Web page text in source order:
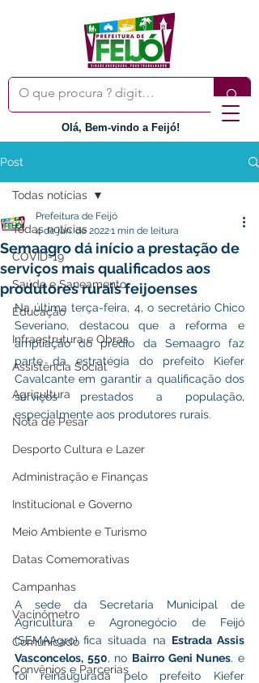
Olá, Bem-vindo a Feijó!
Post
Todas notícias
COVID-19
Saúde e Saneamento
Educação
Infraestrutura e Obras
Assistência Social
Agricultura
Nota de Pesar
Desporto Cultura e Lazer
Administração e Finanças
Institucional e Governo
Meio Ambiente e Turismo
Datas Comemorativas
Campanhas
Vacinômetro
Comunicado
Convênios e Parcerias
Todas notícias
Semaagro dá início a prestação de
serviços mais qualificados aos
produtores rurais feijoenses
Prefeitura de Feijó
4 de jan. de 20221 min de leitura
Na última terça-feira, 4, o secretário Chico
Severiano, destacou que a reforma e
ampliação do prédio da Semaagro faz
parte da estratégia do prefeito Kiefer
Cavalcante em garantir a qualificação dos
serviços prestados a população,
especialmente aos produtores rurais.
A sede da Secretaria Municipal de
Agricultura e Agronegócio de Feijó
(SEMAAgro) fica situada na Estrada Assis
Vasconcelos, 550, no Bairro Geni Nunes. e
foi reinaugurada pelo prefeito Kiefer